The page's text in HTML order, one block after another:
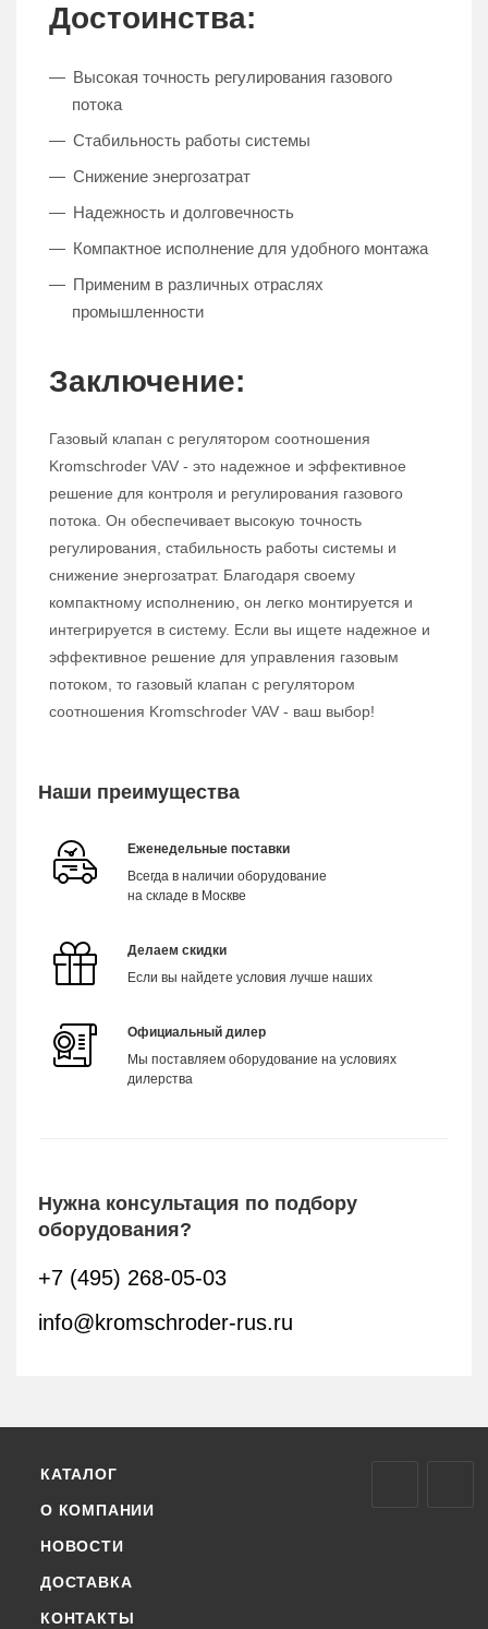
Достоинства:
Высокая точность регулирования газового
потока
Стабильность работы системы
Снижение энергозатрат
Надежность и долговечность
Компактное исполнение для удобного монтажа
Применим в различных отраслях
промышленности
Заключение:
Газовый клапан с регулятором соотношения
Kromschroder VAV - это надежное и эффективное
решение для контроля и регулирования газового
потока. Он обеспечивает высокую точность
регулирования, стабильность работы системы и
снижение энергозатрат. Благодаря своему
компактному исполнению, он легко монтируется и
интегрируется в систему. Если вы ищете надежное и
эффективное решение для управления газовым
потоком, то газовый клапан с регулятором
соотношения Kromschroder VAV - ваш выбор!
Наши преимущества
Еженедельные поставки
Всегда в наличии оборудование
на складе в Москве
Делаем скидки
Если вы найдете условия лучше наших
Официальный дилер
Мы поставляем оборудование на условиях
дилерства
Нужна консультация по подбору
оборудования?
+7 (495) 268-05-03
info@kromschroder-rus.ru
КАТАЛОГ
О КОМПАНИИ
НОВОСТИ
ДОСТАВКА
КОНТАКТЫ